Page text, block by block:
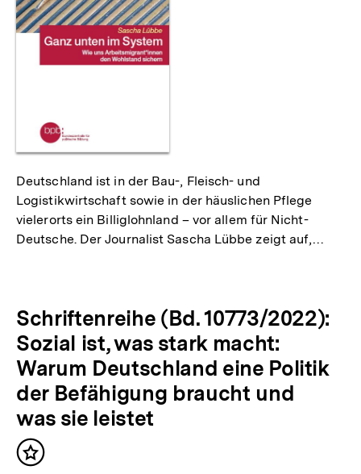
Deutschland ist in der Bau-, Fleisch- und
Logistikwirtschaft sowie in der häuslichen Pflege
vielerorts ein Billiglohnland – vor allem für Nicht-
Deutsche. Der Journalist Sascha Lübbe zeigt auf,…
Schriftenreihe (Bd. 10773/2022):
Sozial ist, was stark macht:
Warum Deutschland eine Politik
der Befähigung braucht und
was sie leistet
Inhalt